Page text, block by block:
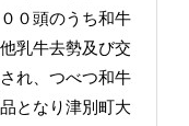
０頭のうち和牛
乳牛去勢及び交
れ、つべつ和牛
となり津別町大